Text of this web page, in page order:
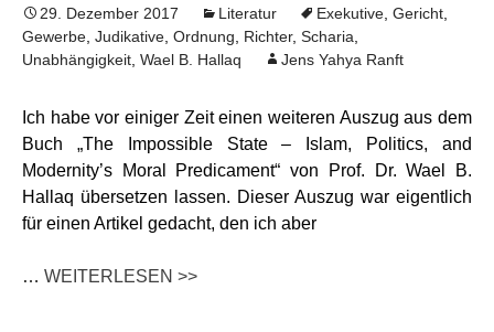
29. Dezember 2017 Literatur Exekutive Gericht
Gewerbe Judikative Ordnung Richter, Scharia
Unabhängigkeit Wael B. Hallaq Jens Yahya Ranft
Ich habe vor einiger Zeit einen weiteren Auszug aus dem
Buch „The Impossible State – Islam, Politics, and
Modernity’s Moral Predicament“ von Prof. Dr. Wael B.
Hallaq übersetzen lassen. Dieser Auszug war eigentlich
für einen Artikel gedacht, den ich aber
… WEITERLESEN >>